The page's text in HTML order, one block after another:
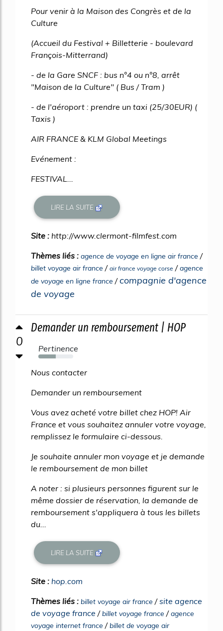
Pour venir à la Maison des Congrès et de la
Culture
(Accueil du Festival + Billetterie - boulevard
François-Mitterrand)
- de la Gare SNCF : bus n°4 ou n°8, arrêt
"Maison de la Culture" ( Bus / Tram )
- de l'aéroport : prendre un taxi (25/30EUR) (
Taxis )
AIR FRANCE & KLM Global Meetings
Evénement :
FESTIVAL...
LIRE LA SUITE
Site : http://www.clermont-filmfest.com
Thèmes liés : agence de voyage en ligne air france /
billet voyage air france / air france voyage corse /agence
de voyage en ligne france /compagnie d'agence
de voyage
0
Demander un remboursement | HOP
Pertinence
50%
Nous contacter
Demander un remboursement
Vous avez acheté votre billet chez HOP! Air
France et vous souhaitez annuler votre voyage,
remplissez le formulaire ci-dessous.
Je souhaite annuler mon voyage et je demande
le remboursement de mon billet
A noter : si plusieurs personnes figurent sur le
même dossier de réservation, la demande de
remboursement s'appliquera à tous les billets
du...
LIRE LA SUITE
Site : hop.com
Thèmes liés : billet voyage air france /site agence
de voyage france /billet voyage france /agence
voyage internet france /billet de voyage air